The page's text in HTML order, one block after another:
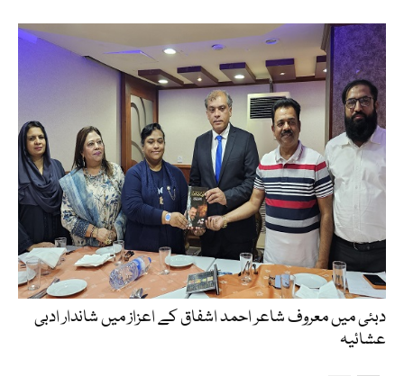
دبئی میں معروف شاعر احمد اشفاق کے اعزاز میں شاندار ادبی
عشائیہ